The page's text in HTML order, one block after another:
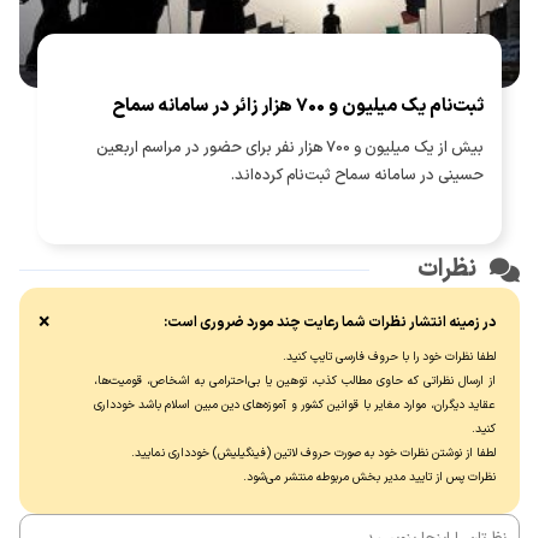
ثبت‌نام یک میلیون و 700 هزار زائر در سامانه سماح ‌
بیش از یک میلیون و 700 هزار نفر برای حضور در مراسم اربعین
حسینی در سامانه سماح ثبت‌نام کرده‌اند.
نظرات
در زمینه انتشار نظرات شما رعایت چند مورد ضروری است:
لطفا نظرات خود را با حروف فارسی تایپ کنید.
از ارسال نظراتی که حاوی مطالب کذب، توهین یا بی‌احترامی به اشخاص، قومیت‌ها،
عقاید دیگران، موارد مغایر با قوانین کشور و آموزه‌های دین مبین اسلام باشد خودداری
کنید.
لطفا از نوشتن نظرات خود به صورت حروف لاتین (فینگیلیش) خودداری نماييد.
نظرات پس از تایید مدیر بخش مربوطه منتشر می‌شود.
×